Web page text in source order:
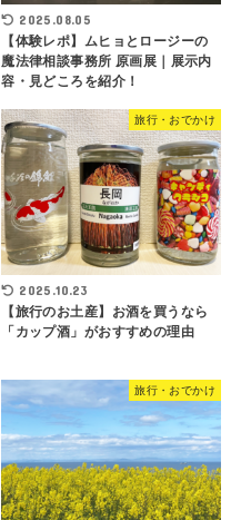
2025.08.05
【体験レポ】ムヒョとロージーの
魔法律相談事務所 原画展｜展示内
容・見どころを紹介！
旅行・おでかけ
2025.10.23
【旅行のお土産】お酒を買うなら
「カップ酒」がおすすめの理由
旅行・おでかけ